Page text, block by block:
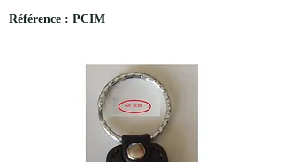
Référence : PCIM